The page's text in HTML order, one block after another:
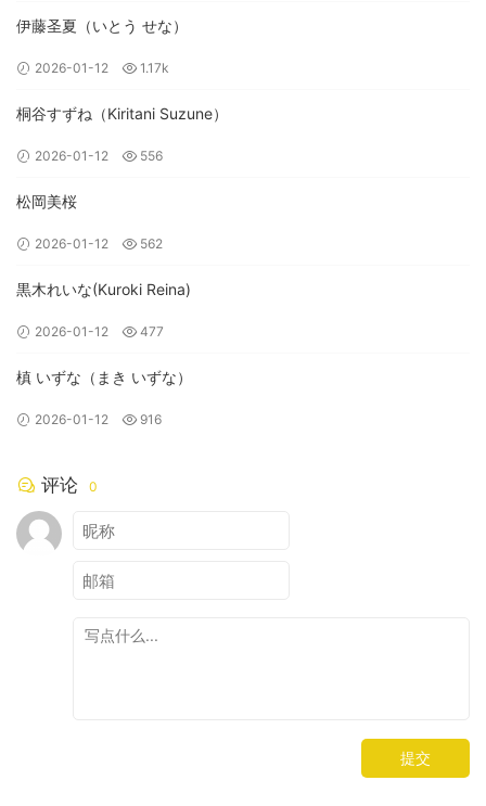
伊藤圣夏（いとう せな）
2026-01-12 1.17k
桐谷すずね（Kiritani Suzune）
2026-01-12 556
松岡美桜
2026-01-12 562
黒木れいな(Kuroki Reina)
2026-01-12 477
槙 いずな（まき いずな）
2026-01-12 916
评论 0
提交